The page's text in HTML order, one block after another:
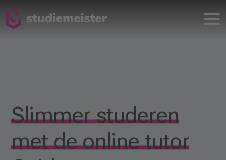
Slimmer studeren
met de online tutor